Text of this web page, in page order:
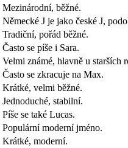
Mezinárodní, běžné.
Německé J je jako české J,
Tradiční, pořád běžné.
Často se píše i Sara.
Velmi známé, hlavně u starších
Často se zkracuje na Max.
Krátké, velmi běžné.
Jednoduché, stabilní.
Píše se také Lucas.
Populární moderní jméno.
Krátké, moderní.